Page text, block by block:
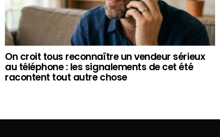
On croit tous reconnaître un vendeur sérieux
au téléphone : les signalements de cet été
racontent tout autre chose